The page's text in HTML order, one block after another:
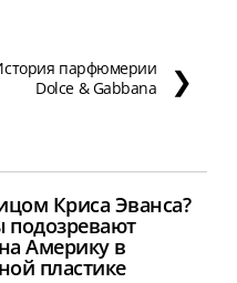
парфюмерии
Dolce & Gabbana
❯
Криса Эванса?
подозревают
Америку в
пластике